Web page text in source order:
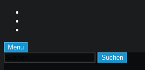
content
footer
Menu
Suchen
nach: